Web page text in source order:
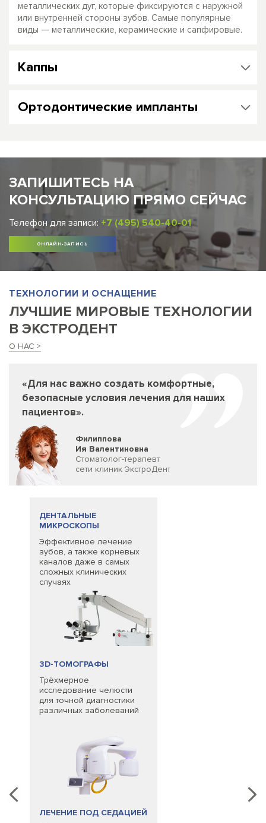
металлических дуг, которые фиксируются с наружной
или внутренней стороны зубов. Самые популярные
виды — металлические, керамические и сапфировые.
Каппы
Ортодонтические импланты
ЗАПИШИТЕСЬ НА
КОНСУЛЬТАЦИЮ ПРЯМО СЕЙЧАС
Телефон для записи: +7 (495) 540-40-01
ОНЛАЙН-ЗАПИСЬ
ТЕХНОЛОГИИ И ОСНАЩЕНИЕ
ЛУЧШИЕ МИРОВЫЕ ТЕХНОЛОГИИ
В ЭКСТРОДЕНТ
О НАС
«Для нас важно создать комфортные,
безопасные условия лечения для наших
пациентов».
Филиппова
Ия Валентиновна
Стоматолог-терапевт
сети клиник ЭкстроДент
ДЕНТАЛЬНЫЕ
МИКРОСКОПЫ
Эффективное лечение
зубов, а также корневых
каналов даже в самых
сложных клинических
случаях
3D-ТОМОГРАФЫ
Трёхмерное
исследование челюсти
для точной диагностики
различных заболеваний
ЛЕЧЕНИЕ ПОД СЕДАЦИЕЙ